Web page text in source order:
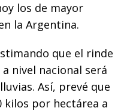
los de mayor
la Argentina.
que el rinde
nivel nacional será
Así, prevé que
kilos por hectárea a